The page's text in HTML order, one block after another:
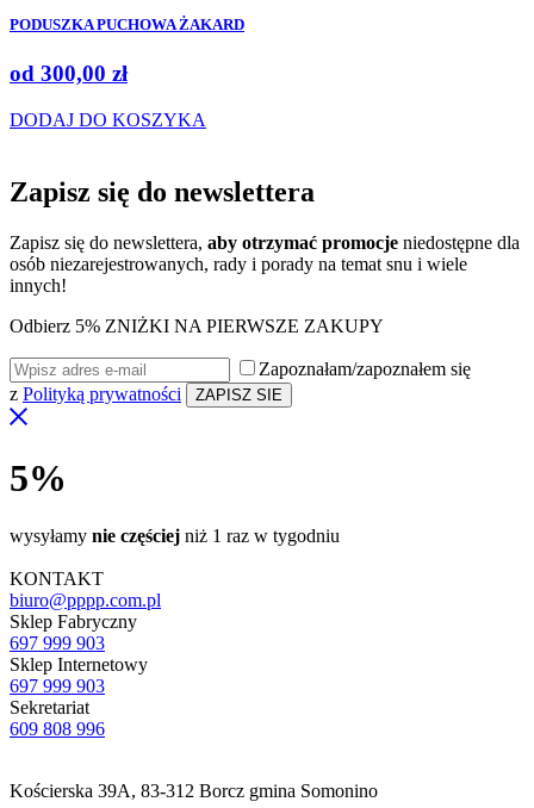
PODUSZKA PUCHOWA ŻAKARD
od 300,00 zł
DODAJ DO KOSZYKA
Zapisz się do newslettera
Zapisz się do newslettera, aby otrzymać promocje niedostępne dla
osób niezarejestrowanych, rady i porady na temat snu i wiele
innych!
Odbierz 5% ZNIŻKI NA PIERWSZE ZAKUPY
Zapoznałam/zapoznałem się
z Polityką prywatności
5%
wysyłamy nie częściej niż 1 raz w tygodniu
KONTAKT
biuro@pppp.com.pl
Sklep Fabryczny
697 999 903
Sklep Internetowy
697 999 903
Sekretariat
609 808 996
Kościerska 39A, 83-312 Borcz gmina Somonino